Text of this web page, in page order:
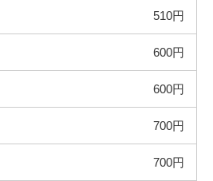
510円
600円
600円
700円
700円